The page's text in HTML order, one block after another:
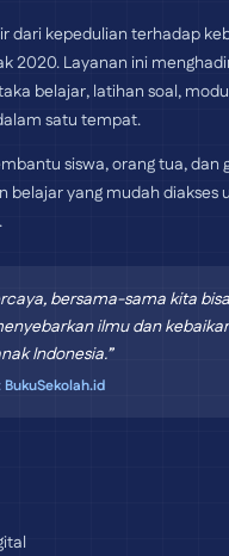
dari kepedulian terhadap
2020. Layanan ini
belajar, latihan soal,
satu tempat.
siswa, orang tua, dan
belajar yang mudah diakses
bersama-sama kita
ilmu dan
Indonesia.”